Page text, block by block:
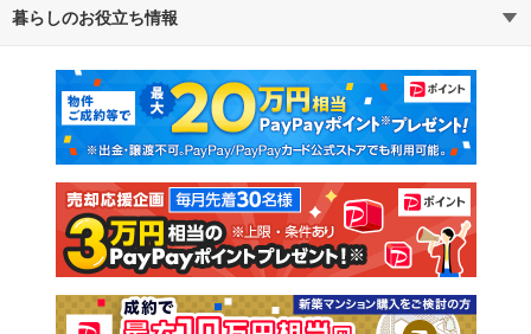
不動産・住宅
新築マンション 中古マンション
新築一戸建て 中古一戸建て
注文住宅 土地
売却査定
暮らしのお役立ち情報
マンションカタログ 教えて！住まいの先生